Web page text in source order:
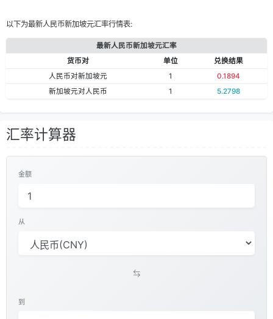
以下为最新人民币新加坡元汇率行情表:
最新人民币新加坡元汇率
货币对
单位
兑换结果
人民币对新加坡元
1
0.1894
新加坡元对人民币
1 5.2798
汇率计算器
金额
从
到